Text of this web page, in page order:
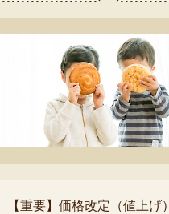
重要】価格改定（値上げ